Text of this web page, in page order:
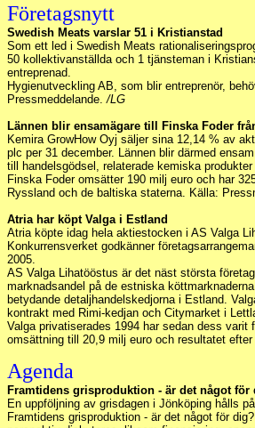
Företagsnytt
Swedish Meats varslar 51 i Kristianstad
Som ett led i Swedish Meats
50 kollektivanställda och 1 tjänsteman i
entreprenad.
Hygienutveckling AB, som blir entreprenör,
Pressmeddelande./LG
Lännen blir ensamägare till Finska Foder
Kemira GrowHow Oyj säljer sina 12,14 % av
plc per 31 december. Lännen blir därmed
till handelsgödsel, relaterade kemiska
Finska Foder omsätter 190 milj euro och har
Ryssland och de baltiska staterna. Källa:
Atria har köpt Valga i Estland
Atria köpte idag hela aktiestocken i AS Valga
Konkurrensverket godkänner
2005.
AS Valga Lihatööstus är det näst största
marknadsandel på de estniska
betydande detaljhandelskedjorna i Estland.
kontrakt med Rimi-kedjan och Citymarket i
Valga privatiserades 1994 har sedan dess
omsättning till 20,9 milj euro och resultatet
Agenda
Framtidens grisproduktion - är det något
En uppföljning av grisdagen i Jönköping hålls
Framtidens grisproduktion - är det något för